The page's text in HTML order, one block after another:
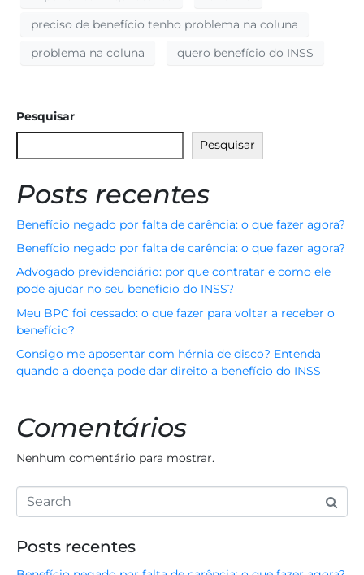
preciso de benefício tenho problema na coluna
problema na coluna
quero benefício do INSS
Pesquisar
Pesquisar
Posts recentes
Benefício negado por falta de carência: o que fazer agora?
Benefício negado por falta de carência: o que fazer agora?
Advogado previdenciário: por que contratar e como ele
pode ajudar no seu benefício do INSS?
Meu BPC foi cessado: o que fazer para voltar a receber o
benefício?
Consigo me aposentar com hérnia de disco? Entenda
quando a doença pode dar direito a benefício do INSS
Comentários
Nenhum comentário para mostrar.
Posts recentes